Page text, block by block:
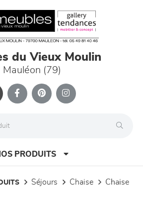
du Vieux Moulin
Mauléon (79)
PRODUITS
séjours chaise chaise